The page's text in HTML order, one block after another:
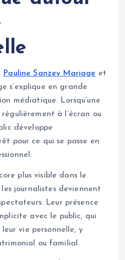
Pauline Sanzey Mariage et
s’explique en grande
médiatique. Lorsqu’une
à l’écran ou
développe
pour ce qui se passe en
plus visible dans le
journalistes deviennent
Leur présence
avec le public, qui
vie personnelle, y
ou familial.